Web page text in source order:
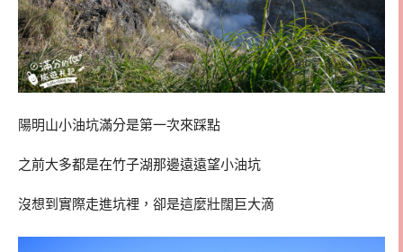
陽明山小油坑滿分是第一次來踩點
之前大多都是在竹子湖那邊遠遠望小油坑
沒想到實際走進坑裡，卻是這麼壯闊巨大滴